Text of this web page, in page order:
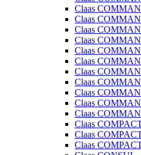
Claas
Claas
Claas
Claas
Claas
Claas
Claas
Claas
Claas
Claas
Claas
Claas
Claas
Claas